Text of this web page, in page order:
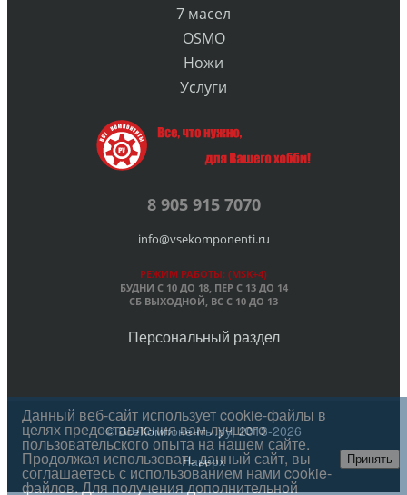
7 масел
OSMO
Ножи
Услуги
8 905 915 7070
info@vsekomponenti.ru
РЕЖИМ РАБОТЫ: (MSK+4)
БУДНИ С 10 ДО 18, ПЕРС 13 ДО 14
СБ ВЫХОДНОЙ, ВС С 10 ДО 13
Персональный раздел
© ВсеКомпоненты.ру, 2013-2026
Наверх
Данный веб-сайт использует cookie-файлы в
целях предоставления вам лучшего
пользовательского опыта на нашем сайте.
Продолжая использовать данный сайт, вы
соглашаетесь с использованием нами cookie-
файлов. Для получения дополнительной
Принять